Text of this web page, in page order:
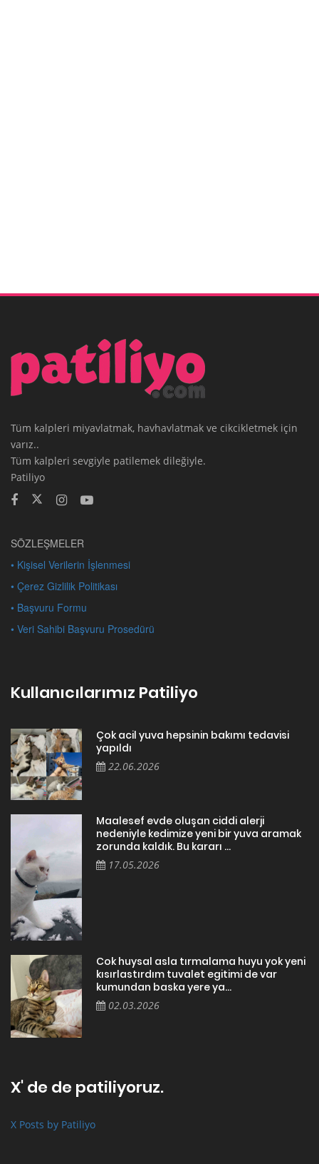
Tüm kalpleri miyavlatmak, havhavlatmak ve cikcikletmek için
varız..
Tüm kalpleri sevgiyle patilemek dileğiyle.
Patiliyo
SÖZLEŞMELER
• Kişisel Verilerin İşlenmesi
• Çerez Gizlilik Politikası
• Başvuru Formu
• Veri Sahibi Başvuru Prosedürü
Kullanıcılarımız Patiliyo
Çok acil yuva hepsinin bakımı tedavisi
yapıldı
22.06.2026
Maalesef evde oluşan ciddi alerji
nedeniyle kedimize yeni bir yuva aramak
zorunda kaldık. Bu kararı ...
17.05.2026
Cok huysal asla tırmalama huyu yok yeni
kısırlastırdım tuvalet egitimi de var
kumundan baska yere ya...
02.03.2026
X' de de patiliyoruz.
X Posts by Patiliyo